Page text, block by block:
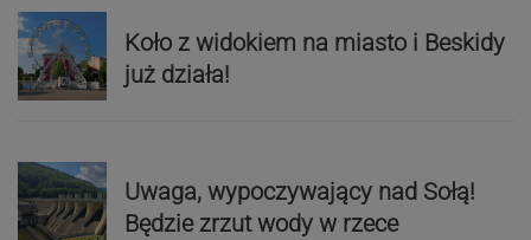
Koło z widokiem na miasto i Beskidy
już działa!
Uwaga, wypoczywający nad Sołą!
Będzie zrzut wody w rzece